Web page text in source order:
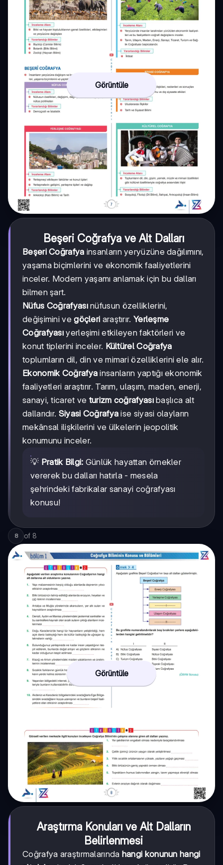
Görüntüle
Beşeri Coğrafya ve Alt Dalları
Beşeri Coğrafya insanların yeryüzüne dağılımını,
yaşama biçimlerini ve ekonomik faaliyetlerini
inceler. Modern yaşamı anlamak için bu dalları
bilmen şart.
Nüfus Coğrafyasınüfusun özelliklerini,
değişimini vegöçleri araştırır. Yerleşme
Coğrafyası yerleşimi etkileyen faktörleri ve
konut tiplerini inceler. Kültürel Coğrafya
toplumların dil, din ve mimari özelliklerini ele alır.
Ekonomik Coğrafya insanların yaptığı ekonomik
faaliyetleri araştırır. Tarım, ulaşım, maden, enerji,
sanayi, ticaret ve turizm coğrafyasıbaşlıca alt
dallarıdır. Siyasi Coğrafya ise siyasi olayların
mekânsal ilişkilerini ve ülkelerin jeopolitik
konumunu inceler.
💡 Pratik Bilgi: Günlük hayattan örnekler
vererek bu dalları hatırla - mesela
şehrindeki fabrikalar sanayi coğrafyası
konusu!
8 of 8
Görüntüle
Araştırma Konuları ve Alt Dalların
Belirlenmesi
Coğrafya araştırmalarında hangi konunun hangi